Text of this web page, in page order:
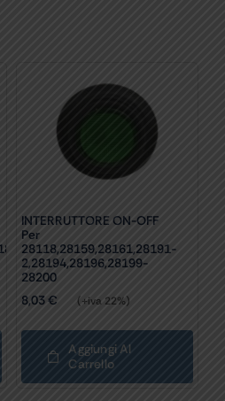
INTERRUTTORE ON-OFF
Per
28118,28159,28161,28191-
2,28194,28196,28199-
28200
8,03€ (+iva 22%)
Aggiungi Al
Carrello